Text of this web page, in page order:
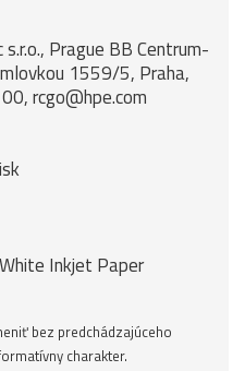
Prague BB Centrum-
1559/5, Praha,
rcgo@hpe.com
Inkjet Paper
bez predchádzajúceho
charakter.